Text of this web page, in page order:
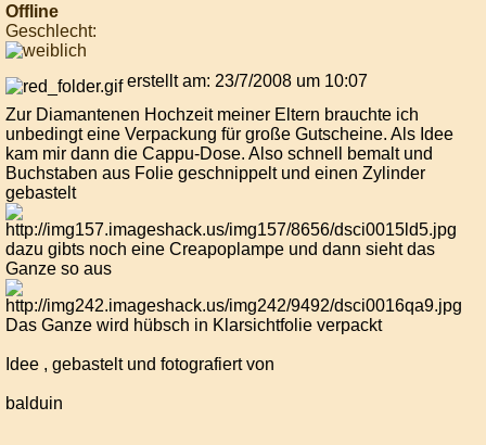
Offline
Geschlecht:
erstellt am: 23/7/2008 um 10:07
Zur Diamantenen Hochzeit meiner Eltern brauchte ich
unbedingt eine Verpackung für große Gutscheine. Als Idee
kam mir dann die Cappu-Dose. Also schnell bemalt und
Buchstaben aus Folie geschnippelt und einen Zylinder
gebastelt
dazu gibts noch eine Creapoplampe und dann sieht das
Ganze so aus
Das Ganze wird hübsch in Klarsichtfolie verpackt
Idee , gebastelt und fotografiert von
balduin